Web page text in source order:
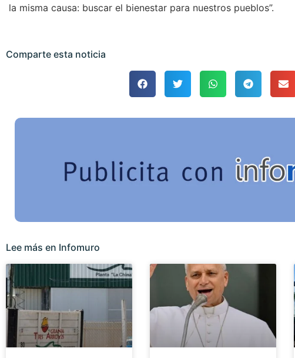
la misma causa: buscar el bienestar para nuestros pueblos”.
Comparte esta noticia
Lee más en Infomuro